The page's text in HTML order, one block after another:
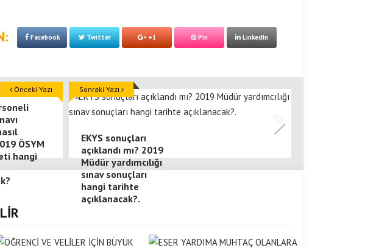
Facebook Twitter +1 Pin LinkedIn
ÖSYM
hangi
Önceki Yazı
EKYS sonuçları
açıklandı mı? 2019
Müdür yardımcılığı
sınav sonuçları
hangi tarihte
açıklanacak?.
Sonraki Yazı